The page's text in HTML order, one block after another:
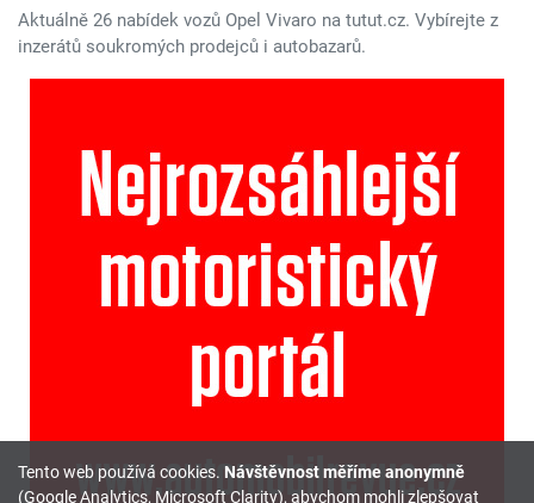
Aktuálně 26 nabídek vozů Opel Vivaro na tutut.cz. Vybírejte z
inzerátů soukromých prodejců i autobazarů.
Tento web používá cookies. Návštěvnost měříme anonymně
(Google Analytics, Microsoft Clarity), abychom mohli zlepšovat